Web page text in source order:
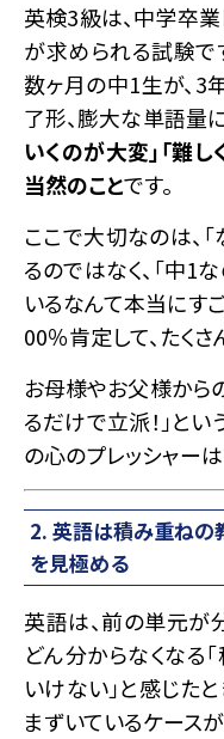
英検3級は、中学卒
が求められる試験で
数ヶ月の中1生が、
了形、膨大な単語量
いくのが大変」「難
当然のことです。
ここで大切なのは、
るのではなく、「中1
いるなんて本当にす
00％肯定して、たく
お母様やお父様から
るだけで立派！」と
の心のプレッシャーは
2. 英語は積み重ねの
を見極める
英語は、前の単元が
どん分からなくなる
いけない」と感じた
まずいているケース